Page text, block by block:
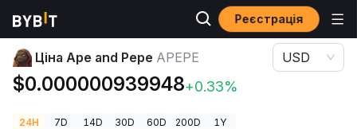
Реєстрація
Ціни криптовалют Ціна Ape and Pepe APEPE
Ціна Ape and Pepe APEPE
$0.000000939948+0.33%
USD
24H 7D 14D 30D 60D 200D 1Y